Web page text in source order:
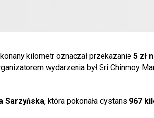
kilometr oznaczał przekazanie 5 zł
wydarzenia był Sri Chinmoy
Sarzyńska, która pokonała dystans 967